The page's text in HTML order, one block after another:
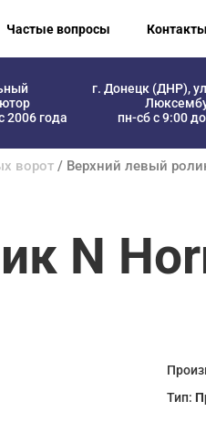
Частые вопросы Контакты
2006 года
г. Донецк (ДНР),
пн-сб с 9:00
ворот / Верхний левый
N
Тип: